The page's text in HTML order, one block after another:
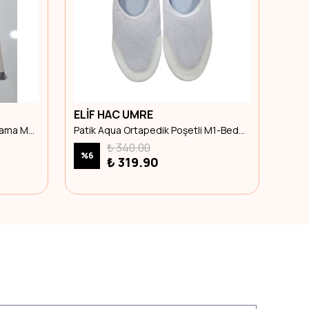
Seccade Sonıl Düz Saçak Kırkyama Model 3
ELİF HAC UMRE
Patik Aqua Ortapedik Poşetli M1-Beden 40-41
%6
₺ 340.00
₺ 319.90